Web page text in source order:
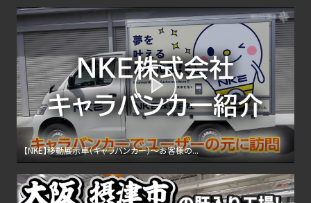
【NKE】移動展示車（キャラバンカー）〜お客様の...